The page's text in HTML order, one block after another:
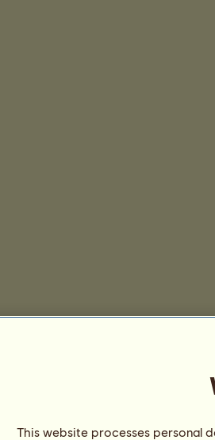
This website processes personal